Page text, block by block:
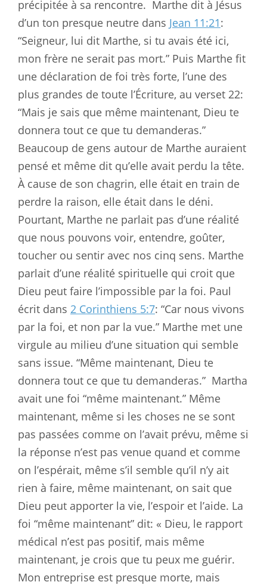
précipitée à sa rencontre. Marthe dit à Jésus
d’un ton presque neutre dans Jean 11:21:
“Seigneur, lui dit Marthe, si tu avais été ici,
mon frère ne serait pas mort.” Puis Marthe fit
une déclaration de foi très forte, l’une des
plus grandes de toute l’Écriture, au verset 22:
“Mais je sais que même maintenant, Dieu te
donnera tout ce que tu demanderas.”
Beaucoup de gens autour de Marthe auraient
pensé et même dit qu’elle avait perdu la tête.
À cause de son chagrin, elle était en train de
perdre la raison, elle était dans le déni.
Pourtant, Marthe ne parlait pas d’une réalité
que nous pouvons voir, entendre, goûter,
toucher ou sentir avec nos cinq sens. Marthe
parlait d’une réalité spirituelle qui croit que
Dieu peut faire l’impossible par la foi. Paul
écrit dans 2 Corinthiens 5:7: “Car nous vivons
par la foi, et non par la vue.” Marthe met une
virgule au milieu d’une situation qui semble
sans issue. “Même maintenant, Dieu te
donnera tout ce que tu demanderas.” Martha
avait une foi “même maintenant.” Même
maintenant, même si les choses ne se sont
pas passées comme on l’avait prévu, même si
la réponse n’est pas venue quand et comme
on l’espérait, même s’il semble qu’il n’y ait
rien à faire, même maintenant, on sait que
Dieu peut apporter la vie, l’espoir et l’aide. La
foi “même maintenant” dit: « Dieu, le rapport
médical n’est pas positif, mais même
maintenant, je crois que tu peux me guérir.
Mon entreprise est presque morte, mais